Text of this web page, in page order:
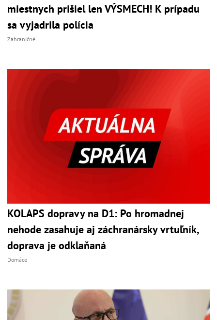
miestnych prišiel len VÝSMECH! K prípadu
sa vyjadrila polícia
Zahraničné
KOLAPS dopravy na D1: Po hromadnej
nehode zasahuje aj záchranársky vrtuľník,
doprava je odklaňaná
Domáce